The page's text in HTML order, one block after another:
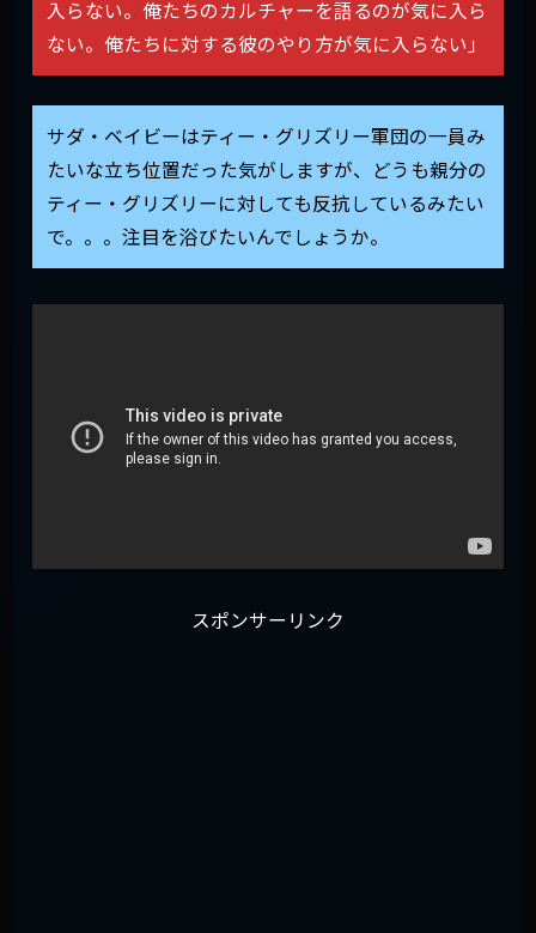
入らない。俺たちのカルチャーを語るのが気に入ら
ない。俺たちに対する彼のやり方が気に入らない」
サダ・ベイビーはティー・グリズリー軍団の一員み
たいな立ち位置だった気がしますが、どうも親分の
ティー・グリズリーに対しても反抗しているみたい
で。。。注目を浴びたいんでしょうか。
スポンサーリンク